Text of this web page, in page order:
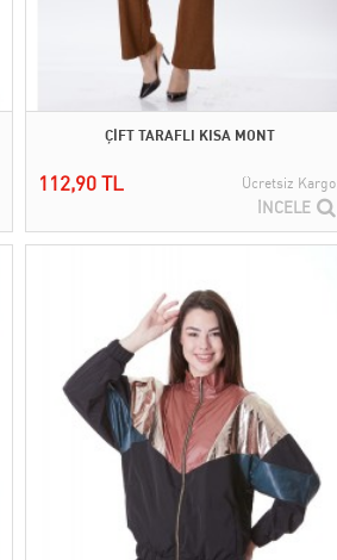
ÇİFT TARAFLI KISA MONT
112,90 TL Ücretsiz Kargo
İNCELE